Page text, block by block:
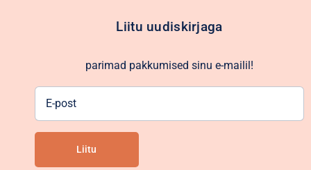
Liitu uudiskirjaga
parimad pakkumised sinu e-mailil!
Liitu